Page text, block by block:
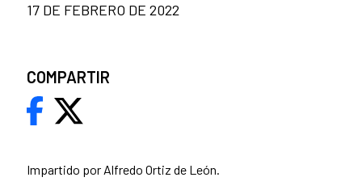
Impartido por Alfredo Ortiz de León.
17 DE FEBRERO DE 2022
COMPARTIR